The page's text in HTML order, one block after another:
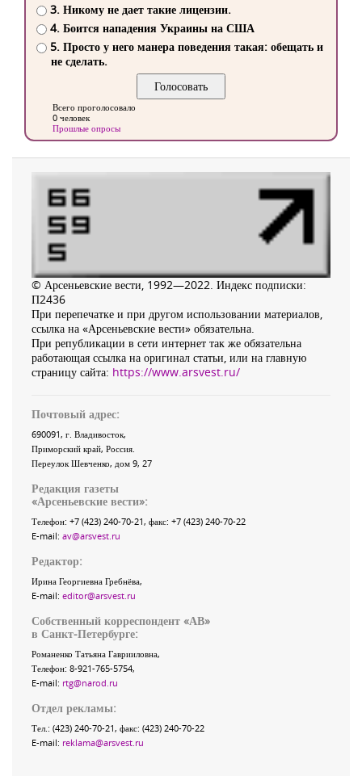
3. Никому не дает такие лицензии.
4. Боится нападения Украины на США
5. Просто у него манера поведения такая: обещать и
не сделать.
Всего проголосовало
0 человек
Прошлые опросы
© Арсеньевские вести, 1992—2022. Индекс подписки:
П2436
При перепечатке и при другом использовании материалов,
ссылка на «Арсеньевские вести» обязательна.
При републикации в сети интернет так же обязательна
работающая ссылка на оригинал статьи, или на главную
страницу сайта: https://www.arsvest.ru/
Почтовый адрес:
690091, г. Владивосток,
Приморский край, Россия
Переулок Шевченко, дом 9, 27
Редакция газеты
«Арсеньевские вести»:
Телефон: +7 (423) 240-70-21, факс: +7 (423) 240-70-22
E-mail: av@arsvest.ru
Редактор:
Ирина Георгиевна Гребнёва,
E-mail: editor@arsvest.ru
Собственный корреспондент «АВ»
в Санкт-Петербурге:
Романенко Татьяна Гаврииловна,
Телефон: 8-921-765-5754,
E-mail: rtg@narod.ru
Отдел рекламы:
Тел.: (423) 240-70-21, факс: (423) 240-70-22
E-mail: reklama@arsvest.ru